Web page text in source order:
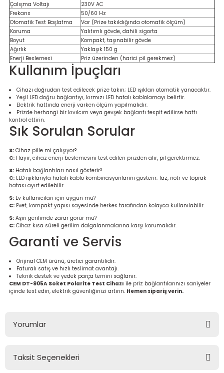
Cihazı
Ölçer
Çalışma Voltajı
230V AC
Frekans
50/60 Hz
Otomatik Test Başlatma
Var (Prize takıldığında otomatik ölçüm)
Koruma
Yalıtımlı gövde, dahili sigorta
Boyut
Kompakt, taşınabilir gövde
Ağırlık
Yaklaşık 150 g
Enerji Beslemesi
Priz üzerinden (harici pil gerekmez)
Kullanım İpuçları
Cihazı doğrudan test edilecek prize takın; LED ışıkları otomatik yanacaktır.
Yeşil LED doğru bağlantıyı, kırmızı LED hatalı kablolamayı belirtir.
Elektrik hattında enerji varken ölçüm yapılmalıdır.
Prizde herhangi bir kıvılcım veya gevşek bağlantı tespit edilirse hattı
kontrol ettirin.
Sık Sorulan Sorular
S: Cihaz pille mi çalışıyor?
C: Hayır, cihaz enerji beslemesini test edilen prizden alır, pil gerektirmez.
S: Hatalı bağlantıları nasıl gösterir?
C: LED ışıklarıyla hatalı kablo kombinasyonlarını gösterir; faz, nötr ve toprak
hatası ayırt edilebilir.
S: Ev kullanıcıları için uygun mu?
C: Evet, kompakt yapısı sayesinde herkes tarafından kolayca kullanılabilir.
S: Aşırı gerilimde zarar görür mü?
C: Cihaz kısa süreli gerilim dalgalanmalarına karşı korumalıdır.
Garanti ve Servis
Orijinal CEM ürünü, üretici garantilidir.
Faturalı satış ve hızlı teslimat avantajı.
Teknik destek ve yedek parça temini sağlanır.
CEM DT-905A Soket Polarite Test Cihazı ile priz bağlantılarınızı saniyeler
içinde test edin, elektrik güvenliğinizi artırın. Hemen sipariş verin.
Yorumlar
Bu ürüne ilk yorumu siz yapın!
Taksit Seçenekleri